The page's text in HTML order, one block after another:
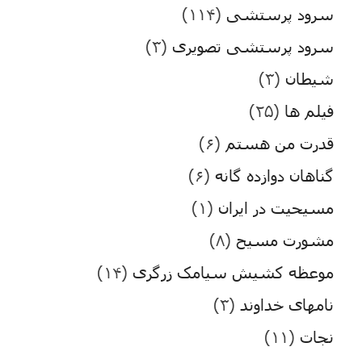
سرود پرستشی (۱۱۴)
سرود پرستشی تصویری (۳)
شیطان (۳)
فیلم ها (۲۵)
قدرت من هستم (۶)
گناهان دوازده گانه (۶)
مسیحیت در ایران (۱)
مشورت مسیح (۸)
موعظه کشیش سیامک زرگری (۱۴)
نامهای خداوند (۳)
نجات (۱۱)